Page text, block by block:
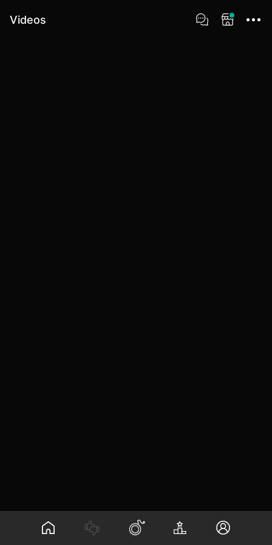
Videos